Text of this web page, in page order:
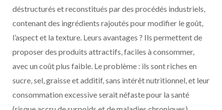
déstructurés et reconstitués par des procédés industriels,
contenant des ingrédients rajoutés pour modifier le goût,
l’aspect et la texture. Leurs avantages ? Ils permettent de
proposer des produits attractifs, faciles à consommer,
avec un coût plus faible. Le problème : ils sont riches en
sucre, sel, graisse et additif, sans intérêt nutritionnel, et leur
consommation excessive serait néfaste pour la santé